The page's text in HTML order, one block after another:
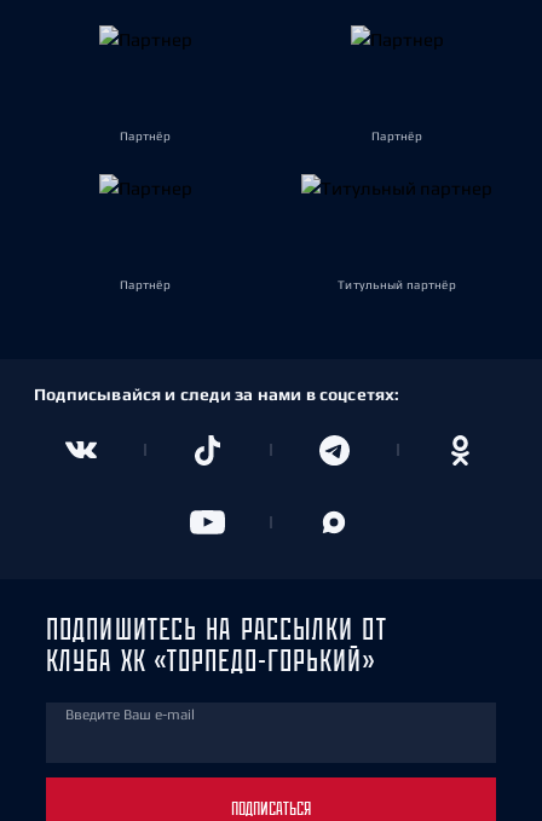
Партнёр Партнёр
Партнёр Титульный партнёр
Подписывайся и следи за нами в соцсетях:
ПОДПИШИТЕСЬ НА РАССЫЛКИ ОТ
КЛУБА ХК «ТОРПЕДО-ГОРЬКИЙ»
Введите Ваш e-mail
ПОДПИСАТЬСЯ